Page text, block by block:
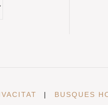
| BUSQUES